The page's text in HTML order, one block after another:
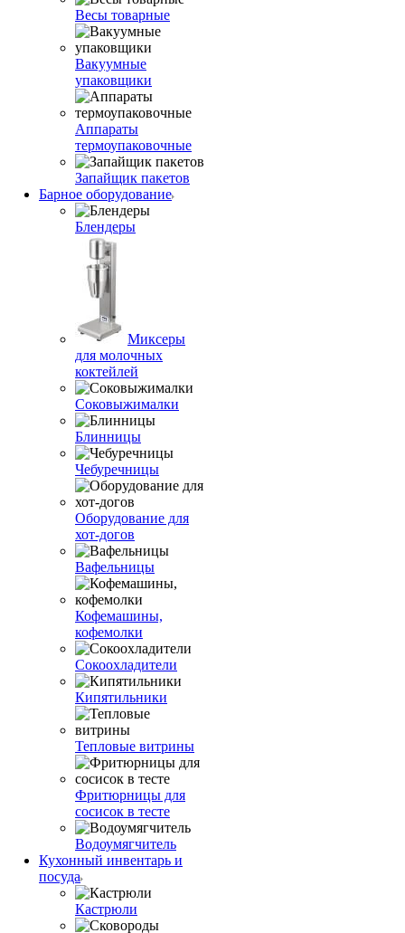
Весы товарные
Вакуумные
упаковщики
Аппараты
термоупаковочные
Запайщик пакетов
Барное оборудование
Блендеры
Миксеры
для молочных
коктейлей
Соковыжималки
Блинницы
Чебуречницы
Оборудование для
хот-догов
Вафельницы
Кофемашины,
кофемолки
Сокоохладители
Кипятильники
Тепловые витрины
Фритюрницы для
сосисок в тесте
Водоумягчитель
Кухонный инвентарь и
посуда
Кастрюли